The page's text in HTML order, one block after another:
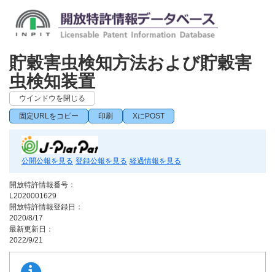
貯穀害虫検知方法および貯穀害
虫検知装置
ウインドウを閉じる
固定URLをコピー 印刷 XにPOST
公開公報を見る 登録公報を見る 経過情報を見る
開放特許情報番号：
L2020001629
開放特許情報登録日：
2020/8/17
最新更新日：
2022/9/21